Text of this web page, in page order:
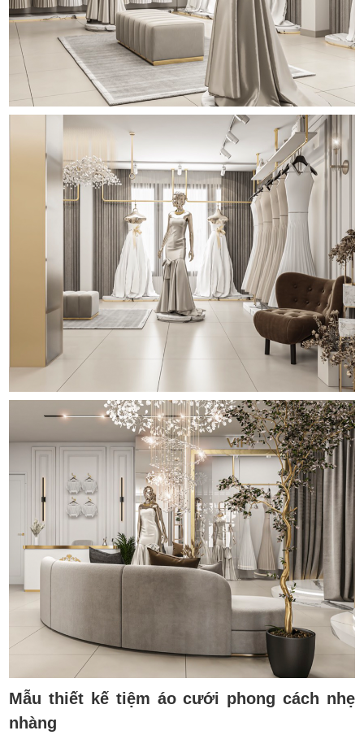
Mẫu thiết kế tiệm áo cưới phong cách nhẹ
nhàng